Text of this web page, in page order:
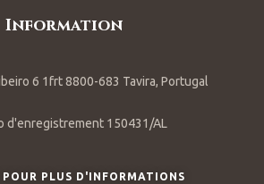
Information
6 1frt 8800-683 Tavira, Portugal
d'enregistrement 150431/AL
POUR PLUS D'INFORMATIONS